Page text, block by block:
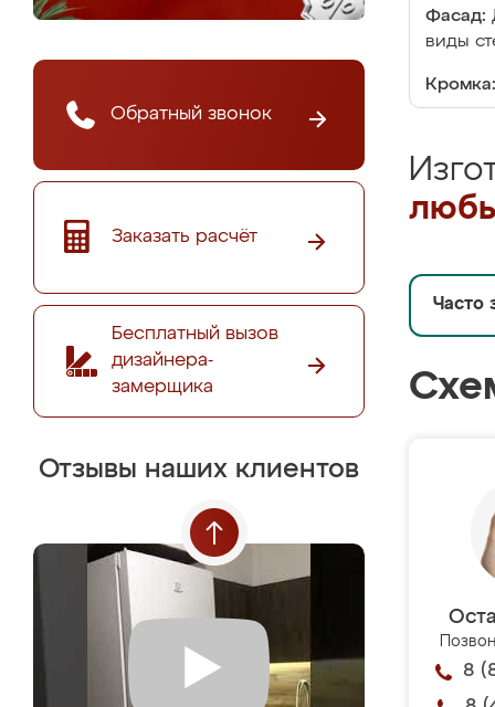
Обратный звонок
Заказать расчёт
Бесплатный вызов
дизайнера-
замерщика
Отзывы наших клиентов
Фасад:
виды
Кромка:
Часто
8